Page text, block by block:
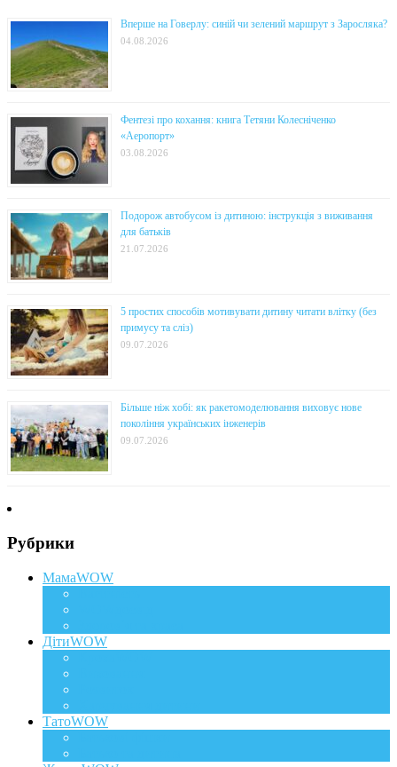
Вперше на Говерлу: синій чи зелений маршрут з Заросляка?
04.08.2026
Фентезі про кохання: книга Тетяни Колесніченко
«Аеропорт»
03.08.2026
Подорож автобусом із дитиною: інструкція з виживання
для батьків
21.07.2026
5 простих способів мотивувати дитину читати влітку (без
примусу та сліз)
09.07.2026
Більше ніж хобі: як ракетомоделювання виховує нове
покоління українських інженерів
09.07.2026
Рубрики
МамаWOW
ДітиWOW
ТатоWOW